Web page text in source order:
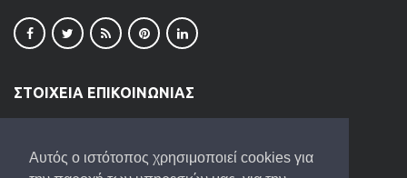
Αυτός ο ιστότοπος χρησιμοποιεί cookies για
ΣΤΟΙΧΕΙΑ ΕΠΙΚΟΙΝΩΝΙΑΣ
Τ.Κ. 57013